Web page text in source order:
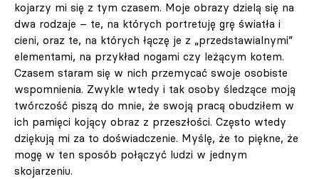
kojarzy mi się z tym czasem. Moje obrazy dzielą się na
dwa rodzaje – te, na których portretuję grę światła i
cieni, oraz te, na których łączę je z „przedstawialnymi”
elementami, na przykład nogami czy leżącym kotem.
Czasem staram się w nich przemycać swoje osobiste
wspomnienia. Zwykle wtedy i tak osoby śledzące moją
twórczość piszą do mnie, że swoją pracą obudziłem w
ich pamięci kojący obraz z przeszłości. Często wtedy
dziękują mi za to doświadczenie. Myślę, że to piękne, że
mogę w ten sposób połączyć ludzi w jednym
skojarzeniu.